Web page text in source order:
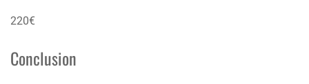
220€
Conclusion